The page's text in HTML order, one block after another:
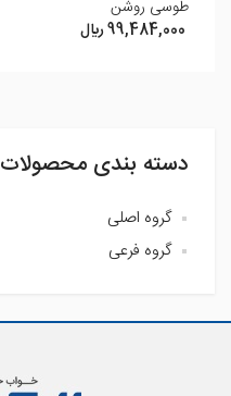
دسته بندی محصولات
گروه اصلی
اتاق خواب لایکو
حمام لایکو
گروه فرعی
بالش و رویه بالش
طوسی روشن
99,484,000 ريال